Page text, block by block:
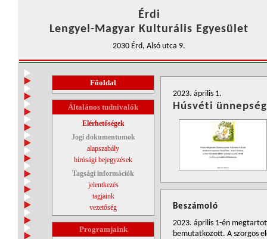
Érdi
Lengyel-Magyar Kulturális Egyesület
2030 Érd, Alsó utca 9.
Főoldal
Általános tudnivalók
Elérhetőségek
Jogi dokumentumok
alapszabály
bírósági bejegyzések
Tagsági információk
jelentkezés
tagjaink
vezetőség
Programjaink
2023. április 1.
Húsvéti ünnepség
Beszámoló
2023. április 1-én
bemutatkozott. A szorgos